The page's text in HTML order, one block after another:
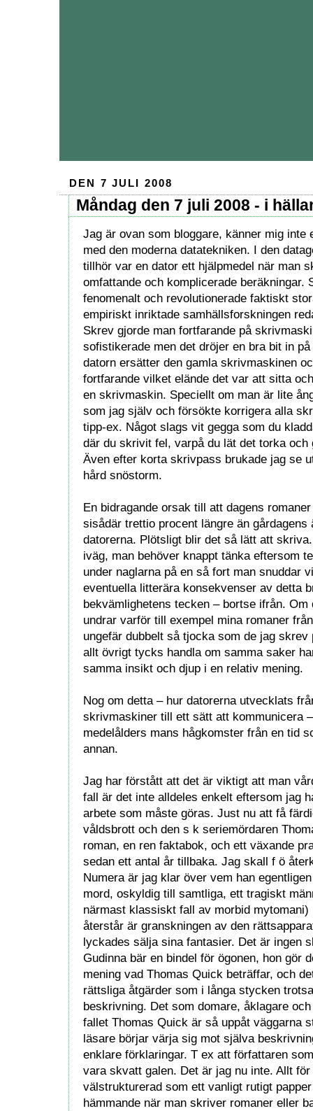
DEN 7 JULI 2008
Måndag den 7 juli 2008 - i
Jag är ovan som bloggare, känner mig inte
med den moderna datatekniken. I den
tillhör var en dator ett hjälpmedel när man
omfattande och komplicerade beräkningar.
fenomenalt och revolutionerade faktiskt
empiriskt inriktade samhällsforskningen
Skrev gjorde man fortfarande på
sofistikerade men det dröjer en bra bit in
datorn ersätter den gamla skrivmaskinen
fortfarande vilket elände det var att sitta
en skrivmaskin. Speciellt om man är lite
som jag själv och försökte korrigera alla
tipp-ex. Något slags vit gegga som du
där du skrivit fel, varpå du lät det torka
Även efter korta skrivpass brukade jag se
hård snöstorm.
En bidragande orsak till att dagens
sisådär trettio procent längre än gårdagens
datorerna. Plötsligt blir det så lätt att
iväg, man behöver knappt tänka eftersom
under naglarna på en så fort man snuddar
eventuella litterära konsekvenser av detta
bekvämlighetens tecken – bortse ifrån. Om
undrar varför till exempel mina romaner
ungefär dubbelt så tjocka som de jag
allt övrigt tycks handla om samma saker
samma insikt och djup i en relativ mening.
Nog om detta – hur datorerna utvecklats
skrivmaskiner till ett sätt att kommunicera
medelålders mans hågkomster från en tid
annan.
Jag har förstått att det är viktigt att man
fall är det inte alldeles enkelt eftersom jag
arbete som måste göras. Just nu att få
våldsbrott och den s k seriemördaren
roman, en ren faktabok, och ett växande
sedan ett antal år tillbaka. Jag skall f ö
Numera är jag klar över vem han
mord, oskyldig till samtliga, ett tragiskt
närmast klassiskt fall av morbid mytomani)
återstår är granskningen av den
lyckades sälja sina fantasier. Det är ingen
Gudinna bär en bindel för ögonen, hon gör
mening vad Thomas Quick beträffar, och
rättsliga åtgärder som i långa stycken
beskrivning. Det som domare, åklagare
fallet Thomas Quick är så uppåt väggarna
läsare börjar värja sig mot själva
enklare förklaringar. T ex att författaren
vara skvatt galen. Det är jag nu inte. Allt
välstrukturerad som ett vanligt rutigt
hämmande när man skriver romaner eller